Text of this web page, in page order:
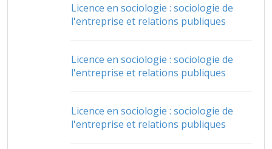
Licence en sociologie : sociologie de
l'entreprise et relations publiques
Licence en sociologie : sociologie de
l'entreprise et relations publiques
Licence en sociologie : sociologie de
l'entreprise et relations publiques